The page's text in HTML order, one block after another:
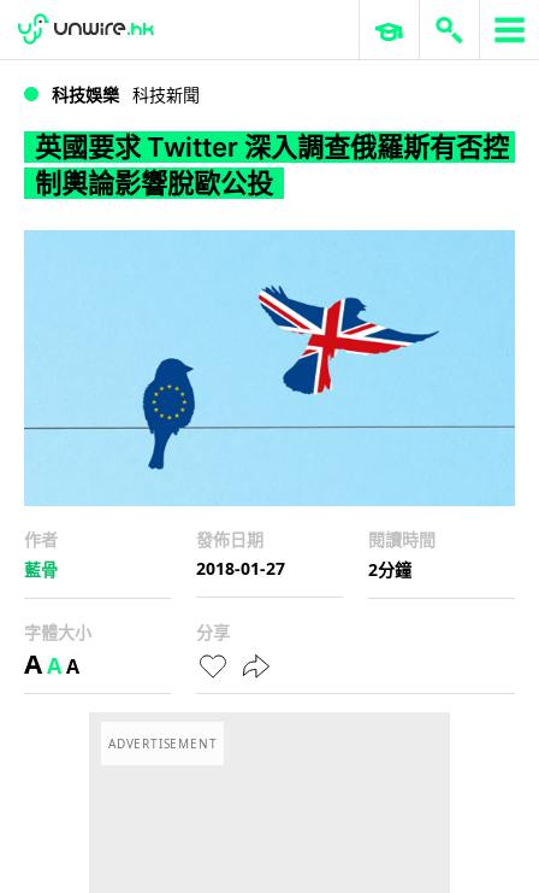
WWDC 2026 ERP 與商業 AI
科技娛樂 科技新聞
英國要求 Twitter 深入調查俄羅斯有否控
制輿論影響脫歐公投
作者
藍骨
發佈日期
2018-01-27
閱讀時間
2分鐘
字體大小
AAA
分享
ADVERTISEMENT